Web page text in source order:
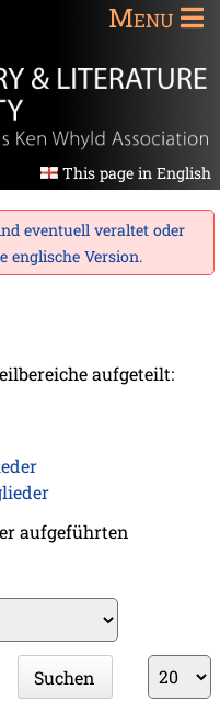
Menu
This page in English
eventuell veraltet oder
englische Version.
aufgeteilt:
aufgeführten
Suchen
pro